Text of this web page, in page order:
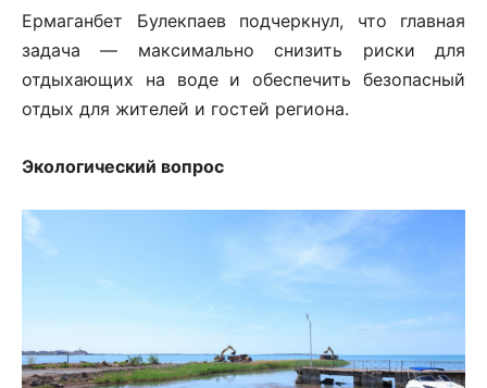
Ермаганбет Булекпаев подчеркнул, что главная
задача — максимально снизить риски для
отдыхающих на воде и обеспечить безопасный
отдых для жителей и гостей региона.
Экологический вопрос